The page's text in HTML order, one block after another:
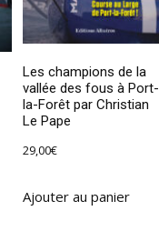
Les champions de la
vallée des fous à Port-
la-Forêt par Christian
Le Pape
29,00€
Ajouter au panier